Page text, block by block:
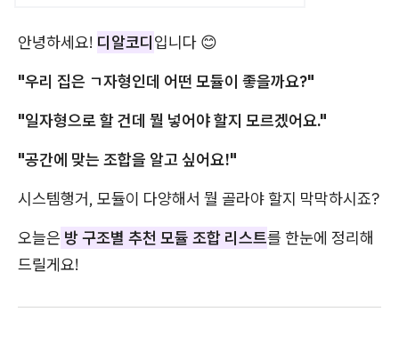
안녕하세요! 디알코디입니다 😊
"우리 집은 ㄱ자형인데 어떤 모듈이 좋을까요?"
"일자형으로 할 건데 뭘 넣어야 할지 모르겠어요."
"공간에 맞는 조합을 알고 싶어요!"
시스템행거, 모듈이 다양해서 뭘 골라야 할지 막막하시죠?
오늘은 방 구조별 추천 모듈 조합 리스트를 한눈에 정리해
드릴게요!